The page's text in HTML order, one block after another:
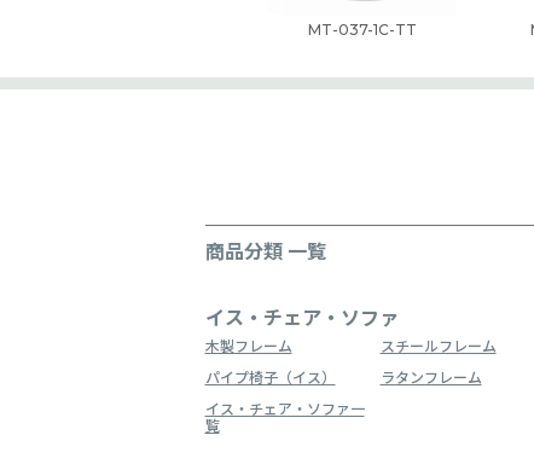
MT-037-1C-TT
商品分類 一覧
イス・チェア・ソファ
木製フレーム スチールフレーム
パイプ椅子（イス）
ラタンフレーム
イス・チェア・ソファ一
覧